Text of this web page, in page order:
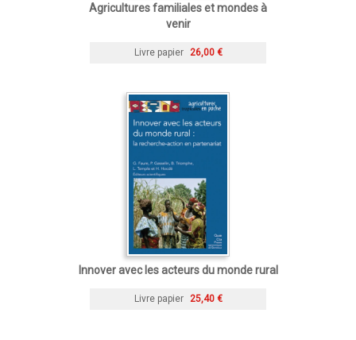
Agricultures familiales et mondes à
venir
Livre papier 26,00 €
Innover avec les acteurs du monde rural
Livre papier 25,40 €